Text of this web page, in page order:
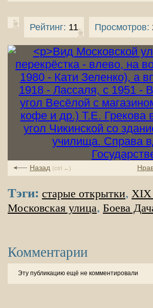
Рейтинг: 11 Просмотров:
Назад (ctrl ←)
Тэги: старые открытки, XIX
Московская улица, Боева
Комментарии
Эту публикацию ещё не комментировали